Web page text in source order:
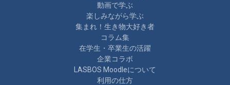
動画で学ぶ
楽しみながら学ぶ
集まれ！生き物大好き者
コラム集
在学生・卒業生の活躍
企業コラボ
LASBOS Moodleについて
利用の仕方